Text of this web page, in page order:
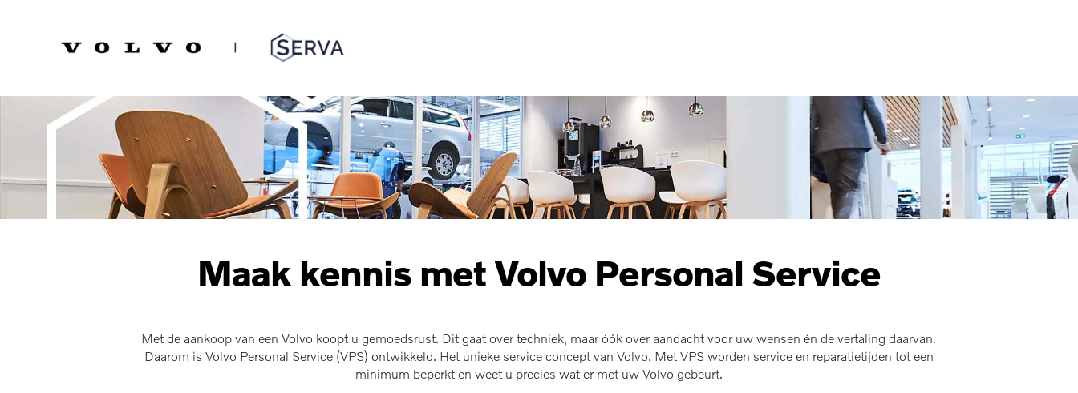
Serva Volvo
Maak kennis met Volvo Personal Service
Met de aankoop van een Volvo koopt u gemoedsrust. Dit gaat over techniek, maar óók over aandacht voor uw wensen én de vertaling daarvan.
Daarom is Volvo Personal Service (VPS) ontwikkeld. Het unieke service concept van Volvo. Met VPS worden service en reparatietijden tot een
minimum beperkt en weet u precies wat er met uw Volvo gebeurt.